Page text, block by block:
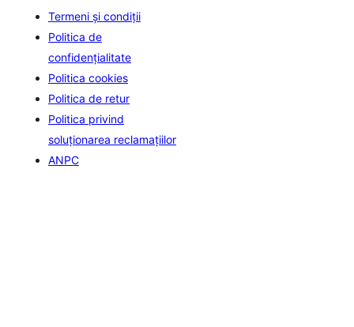
Termeni și condiții
Politica de
confidenţialitate
Politica cookies
Politica de retur
Politica privind
soluționarea reclamațiilor
ANPC